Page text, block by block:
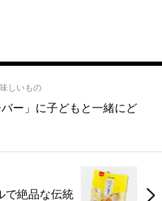
しいもの
ー」に子どもと一緒にど
で絶品な伝統